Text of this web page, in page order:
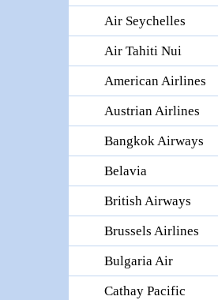
Air Seychelles
Air Tahiti Nui
American Airlines
Austrian Airlines
Bangkok Airways
Belavia
British Airways
Brussels Airlines
Bulgaria Air
Cathay Pacific